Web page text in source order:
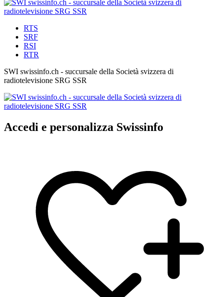
RTS
SRF
RSI
RTR
SWI swissinfo.ch - succursale della Società svizzera di
radiotelevisione SRG SSR
Accedi e personalizza Swissinfo